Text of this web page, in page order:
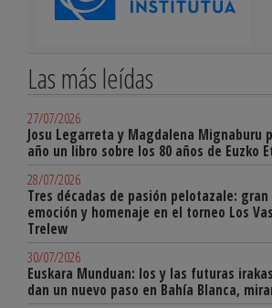
Las más leídas
27/07/2026
Josu Legarreta y Magdalena Mignaburu
año un libro sobre los 80 años de Euzko
28/07/2026
Tres décadas de pasión pelotazale:
emoción y homenaje en el torneo Los
Trelew
30/07/2026
Euskara Munduan: los y las futuras
dan un nuevo paso en Bahía Blanca,